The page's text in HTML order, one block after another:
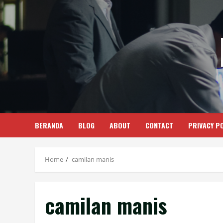
Skip
content
BERANDA BLOG ABOUT CONTACT PRIVACY
Home camilan manis
camilan manis